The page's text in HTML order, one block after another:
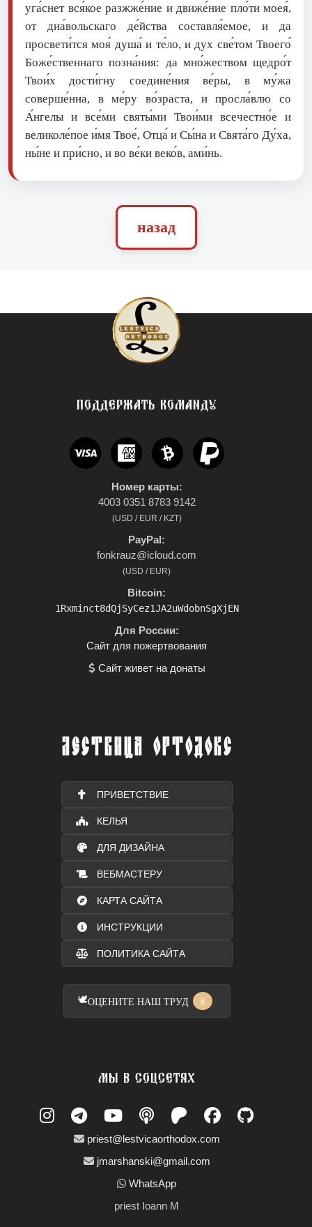
уга́снет вся́кое разжже́ние и движе́ние пло́ти моея́,
от диа́вольскаго де́йства составля́емое, и да
просвети́тся моя́ душа́ и те́ло, и дух све́том Твоего́
Боже́ственнаго позна́ния: да мно́жеством щедро́т
Твои́х дости́гну соедине́ния ве́ры, в му́жа
соверше́нна, в ме́ру во́зраста, и просла́влю со
А́нгелы и все́ми святы́ми Твои́ми всечестно́е и
великоле́пое и́мя Твое́, Отца́ и Сы́на и Свята́го Ду́ха,
ны́не и при́сно, и во ве́ки веко́в, ами́нь.
назад
ПОДДЕРЖАТЬ КОМАНДУ
Номер карты:
4003 0351 8783 9142
(USD / EUR / KZT)
PayPal:
fonkrauz@icloud.com
(USD / EUR)
Bitcoin:
1Rxminct8dQjSyCez1JA2uWdobnSgXjEN
Для России:
Сайт для пожертвования
Сайт живет на донаты
ЛЕСТВИЦА ОРТОДОКС
ПРИВЕТСТВИЕ
КЕЛЬЯ
ДЛЯ ДИЗАЙНА
ВЕБМАСТЕРУ
КАРТА САЙТА
ИНСТРУКЦИИ
ПОЛИТИКА САЙТА
🕊️ОЦЕНИТЕ НАШ ТРУД 8
МЫ В СОЦСЕТЯХ
priest@lestvicaorthodox.com
jmarshanski@gmail.com
WhatsApp
priest Ioann M